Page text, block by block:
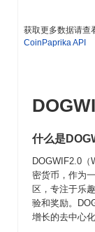
获取更多数据请查
CoinPaprika API
什么是
DOGWIF2.0（
密货币，作为
区，专注于乐
验和奖励。
增长的去中心